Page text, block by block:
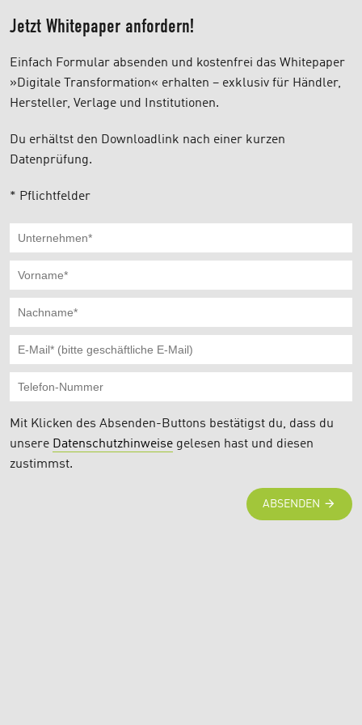
Jetzt Whitepaper anfordern!
Einfach Formular absenden und kostenfrei das Whitepaper
»Digitale Transformation« erhalten – exklusiv für Händler,
Hersteller, Verlage und Institutionen.
Du erhältst den Downloadlink nach einer kurzen
Datenprüfung.
* Pflichtfelder
Mit Klicken des Absenden-Buttons bestätigst du, dass du
unsere Datenschutzhinweise gelesen hast und diesen
zustimmst.